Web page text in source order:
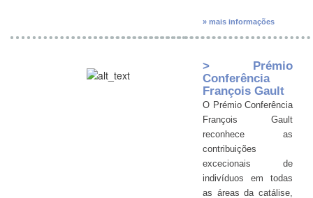
» mais informações
> Prémio
Conferência
François Gault
O Prémio Conferência
François Gault
reconhece as
contribuições
excecionais de
indivíduos em todas
as áreas da catálise,